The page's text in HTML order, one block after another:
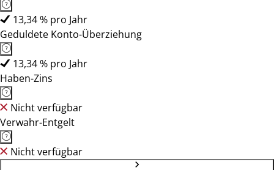
13,34 % pro Jahr
Geduldete Konto-Überziehung
13,34 % pro Jahr
Haben-Zins
Nicht verfügbar
Verwahr-Entgelt
Nicht verfügbar